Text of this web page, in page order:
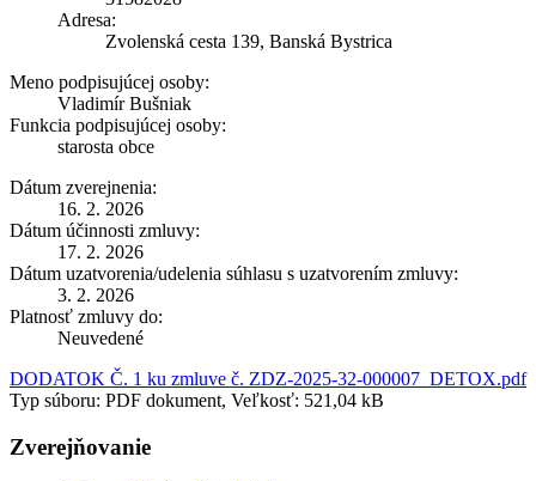
Adresa:
Zvolenská cesta 139, Banská Bystrica
Meno podpisujúcej osoby:
Vladimír Bušniak
Funkcia podpisujúcej osoby:
starosta obce
Dátum zverejnenia:
16. 2. 2026
Dátum účinnosti zmluvy:
17. 2. 2026
Dátum uzatvorenia/udelenia súhlasu s uzatvorením zmluvy:
3. 2. 2026
Platnosť zmluvy do:
Neuvedené
DODATOK Č. 1 ku zmluve č. ZDZ-2025-32-000007_DETOX.pdf
Typ súboru: PDF dokument, Veľkosť: 521,04 kB
Zverejňovanie